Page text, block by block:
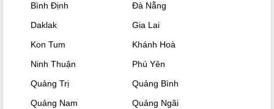
Bình Định
Đà Nẵng
Daklak
Gia Lai
Kon Tum
Khánh Hoà
Ninh Thuận
Phú Yên
Quảng Trị
Quảng Bình
Quảng Nam
Quảng Ngãi